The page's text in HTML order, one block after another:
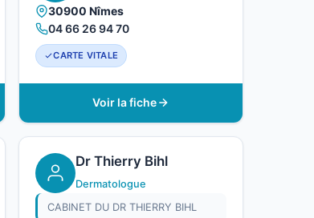
30900 Nîmes
04 66 26 94 70
CARTE VITALE
Voir la fiche
Dr Thierry Bihl
Dermatologue
CABINET DU DR THIERRY BIHL